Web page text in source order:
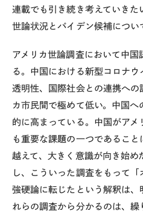
連載でも引き続き考えていきた
世論状況とバイデン候補につい
アメリカ世論調査において中国
る。中国における新型コロナ
透明性、国際社会との連携への
カ市民間で極めて低い。中国
的に高まっている。中国がア
も重要な課題の一つであるこ
越えて、大きく意識が向き始め
し、こういった調査をもって
強硬論に転じたという解釈は、
れらの調査から分かるのは、